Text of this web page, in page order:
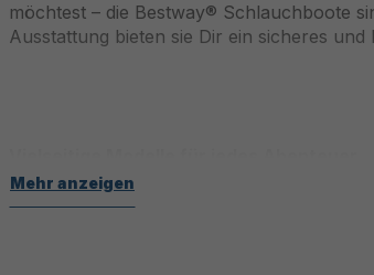
möchtest – die Bestway® Schlauchboote
Ausstattung bieten sie Dir ein sicheres
Mehr anzeigen